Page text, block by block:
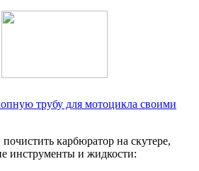
трубу для мотоцикла своими
карбюратор на скутере,
инструменты и жидкости: